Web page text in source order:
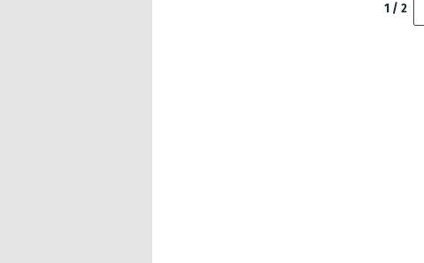
1 / 2